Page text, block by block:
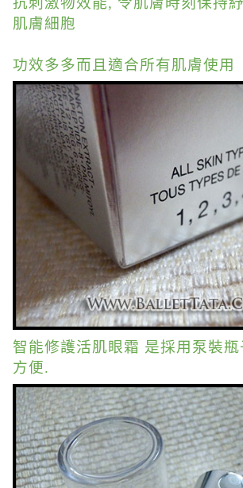
肌膚細胞
功效多多而且適合所有肌膚使用
智能修護活肌眼霜 是採用泵裝
方便.